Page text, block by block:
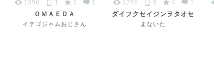
1556 1 2 1
ＯＭＡＥＤＡ
イチゴジャムおじさん
1750 5 4 1
ダイフクセイジンヲタオセ
まないた